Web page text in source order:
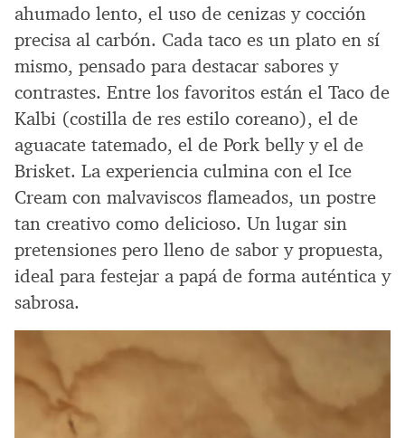
ahumado lento, el uso de cenizas y cocción
precisa al carbón. Cada taco es un plato en sí
mismo, pensado para destacar sabores y
contrastes. Entre los favoritos están el Taco de
Kalbi (costilla de res estilo coreano), el de
aguacate tatemado, el de Pork belly y el de
Brisket. La experiencia culmina con el Ice
Cream con malvaviscos flameados, un postre
tan creativo como delicioso. Un lugar sin
pretensiones pero lleno de sabor y propuesta,
ideal para festejar a papá de forma auténtica y
sabrosa.